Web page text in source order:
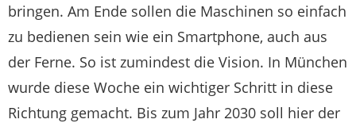
bringen. Am Ende sollen die Maschinen so einfach
zu bedienen sein wie ein Smart­phone, auch aus
der Ferne. So ist zumindest die Vision. In München
wurde diese Woche ein wichtiger Schritt in diese
Richtung gemacht. Bis zum Jahr 2030 soll hier der